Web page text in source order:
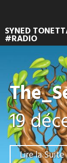
SYNED
#RADIO
19
Lire la Suite